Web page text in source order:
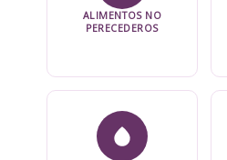
ALIMENTOS NO
PERECEDEROS